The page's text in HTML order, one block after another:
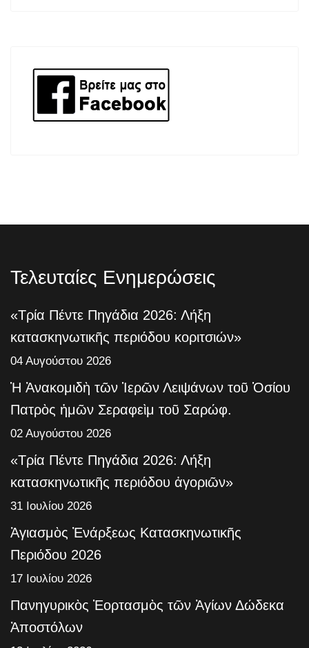
Τελευταίες Ενημερώσεις
«Τρία Πέντε Πηγάδια 2026: Λήξη
κατασκηνωτικῆς περιόδου κοριτσιών»
04 Αυγούστου 2026
Ἡ Ἀνακομιδὴ τῶν Ἱερῶν Λειψάνων τοῦ Ὁσίου
Πατρὸς ἡμῶν Σεραφεὶμ τοῦ Σαρώφ.
02 Αυγούστου 2026
«Τρία Πέντε Πηγάδια 2026: Λήξη
κατασκηνωτικῆς περιόδου ἀγοριῶν»
31 Ιουλίου 2026
Ἁγιασμὸς Ἐνάρξεως Κατασκηνωτικῆς
Περιόδου 2026
17 Ιουλίου 2026
Πανηγυρικὸς Ἑορτασμὸς τῶν Ἁγίων Δώδεκα
Ἀποστόλων